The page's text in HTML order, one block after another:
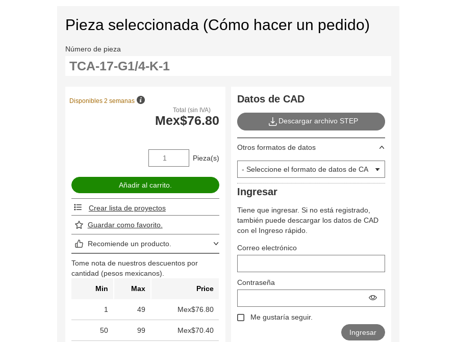
Pieza seleccionada (Cómo hacer un pedido)
Número de pieza
Total (sin IVA)
Mex$76.80
Disponibles 2 semanas
Pieza(s)
Crear lista de proyectos
Guardar como favorito.
Recomiende un producto.
Tome nota de nuestros descuentos por
cantidad (pesos mexicanos).
Min
Max Price
1 49 Mex$76.80
50 99 Mex$70.40
Datos de CAD
Descargar archivo STEP
Otros formatos de datos
Ingresar
Tiene que ingresar. Si no está registrado,
también puede descargar los datos de CAD
con el Ingreso rápido.
Correo electrónico
Contraseña
Me gustaría seguir.